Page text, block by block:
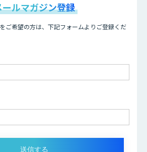
ールマガジン登録
ご希望の方は、下記フォームよりご登録くだ